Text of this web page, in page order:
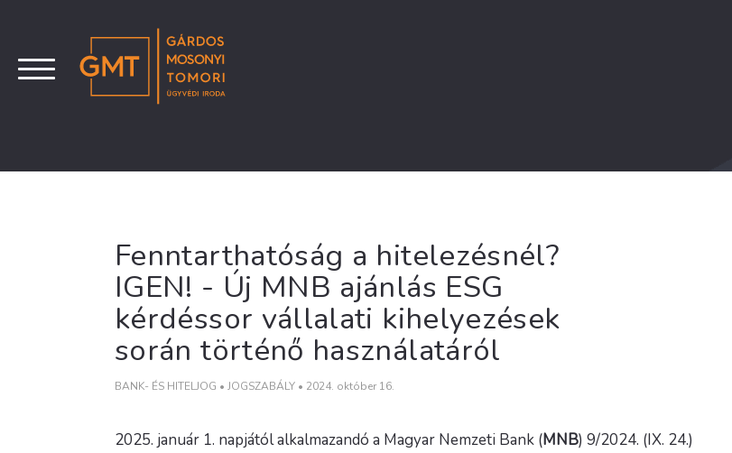
Fenntarthatóság a hitelezésnél?
IGEN! - Új MNB ajánlás ESG
kérdéssor vállalati kihelyezések
során történő használatáról
BANK- ÉS HITELJOG • JOGSZABÁLY • 2024. október 16.
2025. január 1. napjától alkalmazandó a Magyar Nemzeti Bank (MNB) 9/2024. (IX. 24.)